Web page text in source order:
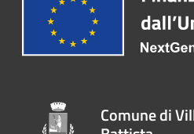
Comune di